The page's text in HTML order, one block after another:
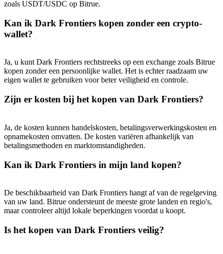
New Listing Futures Fest
Crypto World Cup 2026: Grand Finale
Meer evenementen
Win prijzen en exclusieve beloningen
zoals USDT/USDC op Bitrue.
Kan ik Dark Frontiers kopen zonder een crypto-
wallet?
Ja, u kunt Dark Frontiers rechtstreeks op een exchange zoals Bitrue
kopen zonder een persoonlijke wallet. Het is echter raadzaam uw
eigen wallet te gebruiken voor beter veiligheid en controle.
Zijn er kosten bij het kopen van Dark Frontiers?
Ja, de kosten kunnen handelskosten, betalingsverwerkingskosten en
opnamekosten omvatten. De kosten variëren afhankelijk van
betalingsmethoden en marktomstandigheden.
Kan ik Dark Frontiers in mijn land kopen?
De beschikbaarheid van Dark Frontiers hangt af van de regelgeving
van uw land. Bitrue ondersteunt de meeste grote landen en regio's,
maar controleer altijd lokale beperkingen voordat u koopt.
Is het kopen van Dark Frontiers veilig?